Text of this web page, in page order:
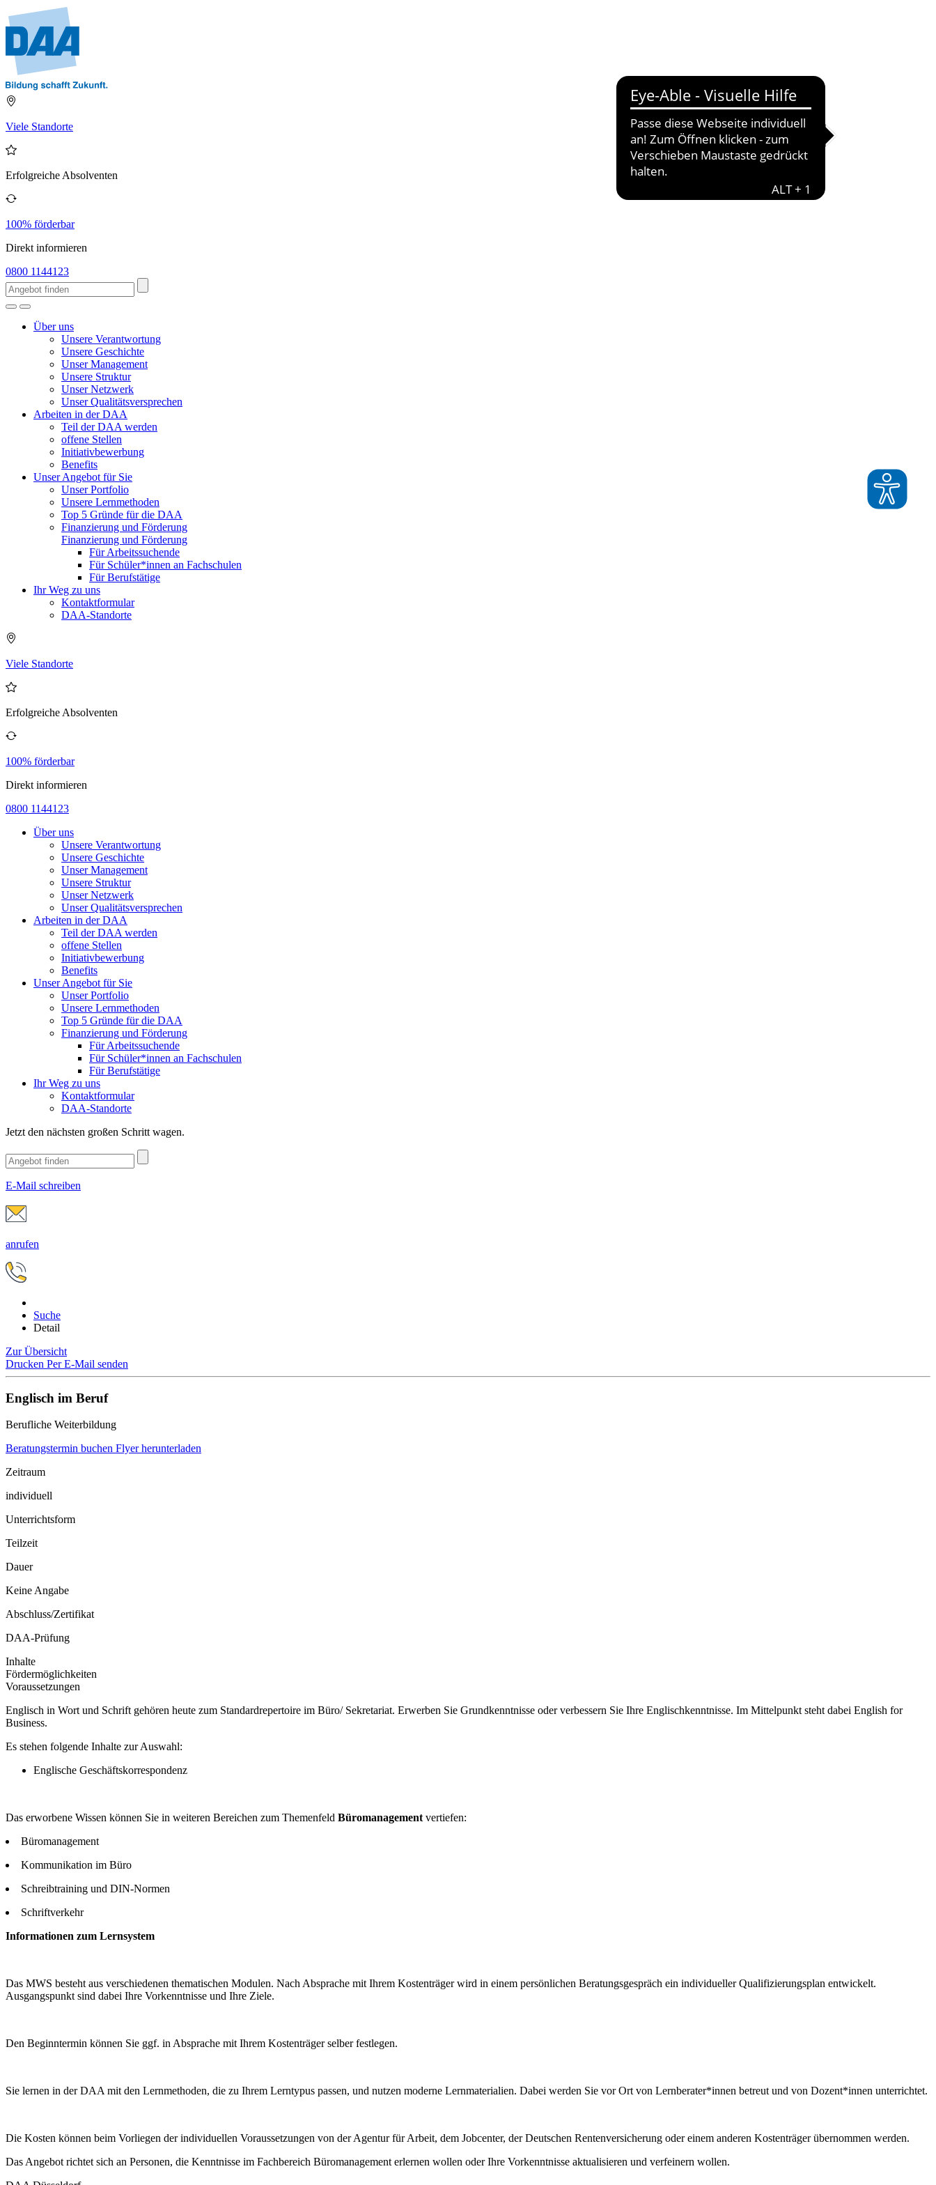
Viele Standorte
Erfolgreiche Absolventen
100% förderbar
Direkt informieren
0800 1144123
Über uns
Unsere Verantwortung
Unsere Geschichte
Unser Management
Unsere Struktur
Unser Netzwerk
Unser Qualitätsversprechen
Arbeiten in der DAA
Teil der DAA werden
offene Stellen
Initiativbewerbung
Benefits
Unser Angebot für Sie
Unser Portfolio
Unsere Lernmethoden
Top 5 Gründe für die DAA
Finanzierung und Förderung
Finanzierung und Förderung
Für Arbeitssuchende
Für Schüler*innen an Fachschulen
Für Berufstätige
Ihr Weg zu uns
Kontaktformular
DAA-Standorte
Viele Standorte
Erfolgreiche Absolventen
100% förderbar
Direkt informieren
0800 1144123
Über uns
Unsere Verantwortung
Unsere Geschichte
Unser Management
Unsere Struktur
Unser Netzwerk
Unser Qualitätsversprechen
Arbeiten in der DAA
Teil der DAA werden
offene Stellen
Initiativbewerbung
Benefits
Unser Angebot für Sie
Unser Portfolio
Unsere Lernmethoden
Top 5 Gründe für die DAA
Finanzierung und Förderung
Für Arbeitssuchende
Für Schüler*innen an Fachschulen
Für Berufstätige
Ihr Weg zu uns
Kontaktformular
DAA-Standorte
Jetzt den nächsten großen Schritt wagen.
E-Mail schreiben
anrufen
Suche
Detail
Zur Übersicht
Drucken Per E-Mail senden
Englisch im Beruf
Berufliche Weiterbildung
Beratungstermin buchen Flyer herunterladen
Zeitraum
individuell
Unterrichtsform
Teilzeit
Dauer
Keine Angabe
Abschluss/Zertifikat
DAA-Prüfung
Inhalte
Fördermöglichkeiten
Voraussetzungen
Englisch in Wort und Schrift gehören heute zum Standardrepertoire im Büro/ Sekretariat. Erwerben Sie Grundkenntnisse oder verbessern Sie Ihre Englischkenntnisse. Im Mittelpunkt steht dabei English for
Business.
Es stehen folgende Inhalte zur Auswahl:
Englische Geschäftskorrespondenz
Das erworbene Wissen können Sie in weiteren Bereichen zum Themenfeld Büromanagementvertiefen:
Büromanagement
Kommunikation im Büro
Schreibtraining und DIN-Normen
Schriftverkehr
Informationen zum Lernsystem
Das MWS besteht aus verschiedenen thematischen Modulen. Nach Absprache mit Ihrem Kostenträger wird in einem persönlichen Beratungsgespräch ein individueller Qualifizierungsplan entwickelt.
Ausgangspunkt sind dabei Ihre Vorkenntnisse und Ihre Ziele.
Den Beginntermin können Sie ggf. in Absprache mit Ihrem Kostenträger selber festlegen.
Sie lernen in der DAA mit den Lernmethoden, die zu Ihrem Lerntypus passen, und nutzen moderne Lernmaterialien. Dabei werden Sie vor Ort von Lernberater*innen betreut und von Dozent*innen unterrichtet.
Die Kosten können beim Vorliegen der individuellen Voraussetzungen von der Agentur für Arbeit, dem Jobcenter, der Deutschen Rentenversicherung oder einem anderen Kostenträger übernommen werden.
Das Angebot richtet sich an Personen, die Kenntnisse im Fachbereich Büromanagement erlernen wollen oder Ihre Vorkenntnisse aktualisieren und verfeinern wollen.